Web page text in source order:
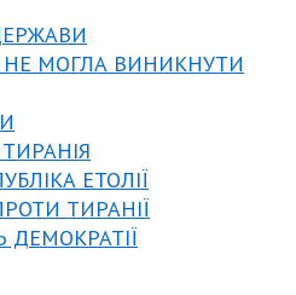
МОГЛА ВИНИКНУТИ
ЕТОЛІЇ
ТИРАНІЇ
ДЕМОКРАТІЇ